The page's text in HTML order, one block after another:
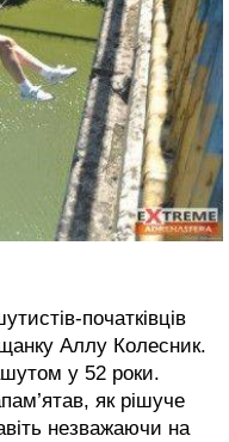
початківців
Аллу Колесник.
у 52 роки.
як рішуче
незважаючи на